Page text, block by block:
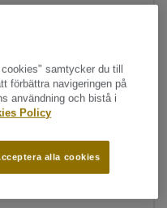
samtycker du till
förbättra navigeringen på
användning och bistå i
Policy
alla cookies